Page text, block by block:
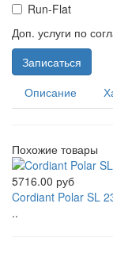
Run-Flat
Доп. услуги по
Записаться
Описание
Похожие товары
5716.00 руб
Cordiant Polar SL
..